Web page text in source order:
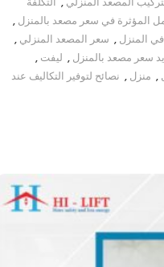
المؤثرة في سعر مصعد بالمنزل ,
المنزل , سعر المصعد المنزلي ,
سعر مصعد بالمنزل , ليفت ,
, منزل , نصائح لتوفير التكاليف عند